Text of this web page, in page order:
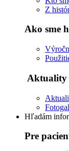
Z
Ako sme
Aktuality
Hľadám
Pre